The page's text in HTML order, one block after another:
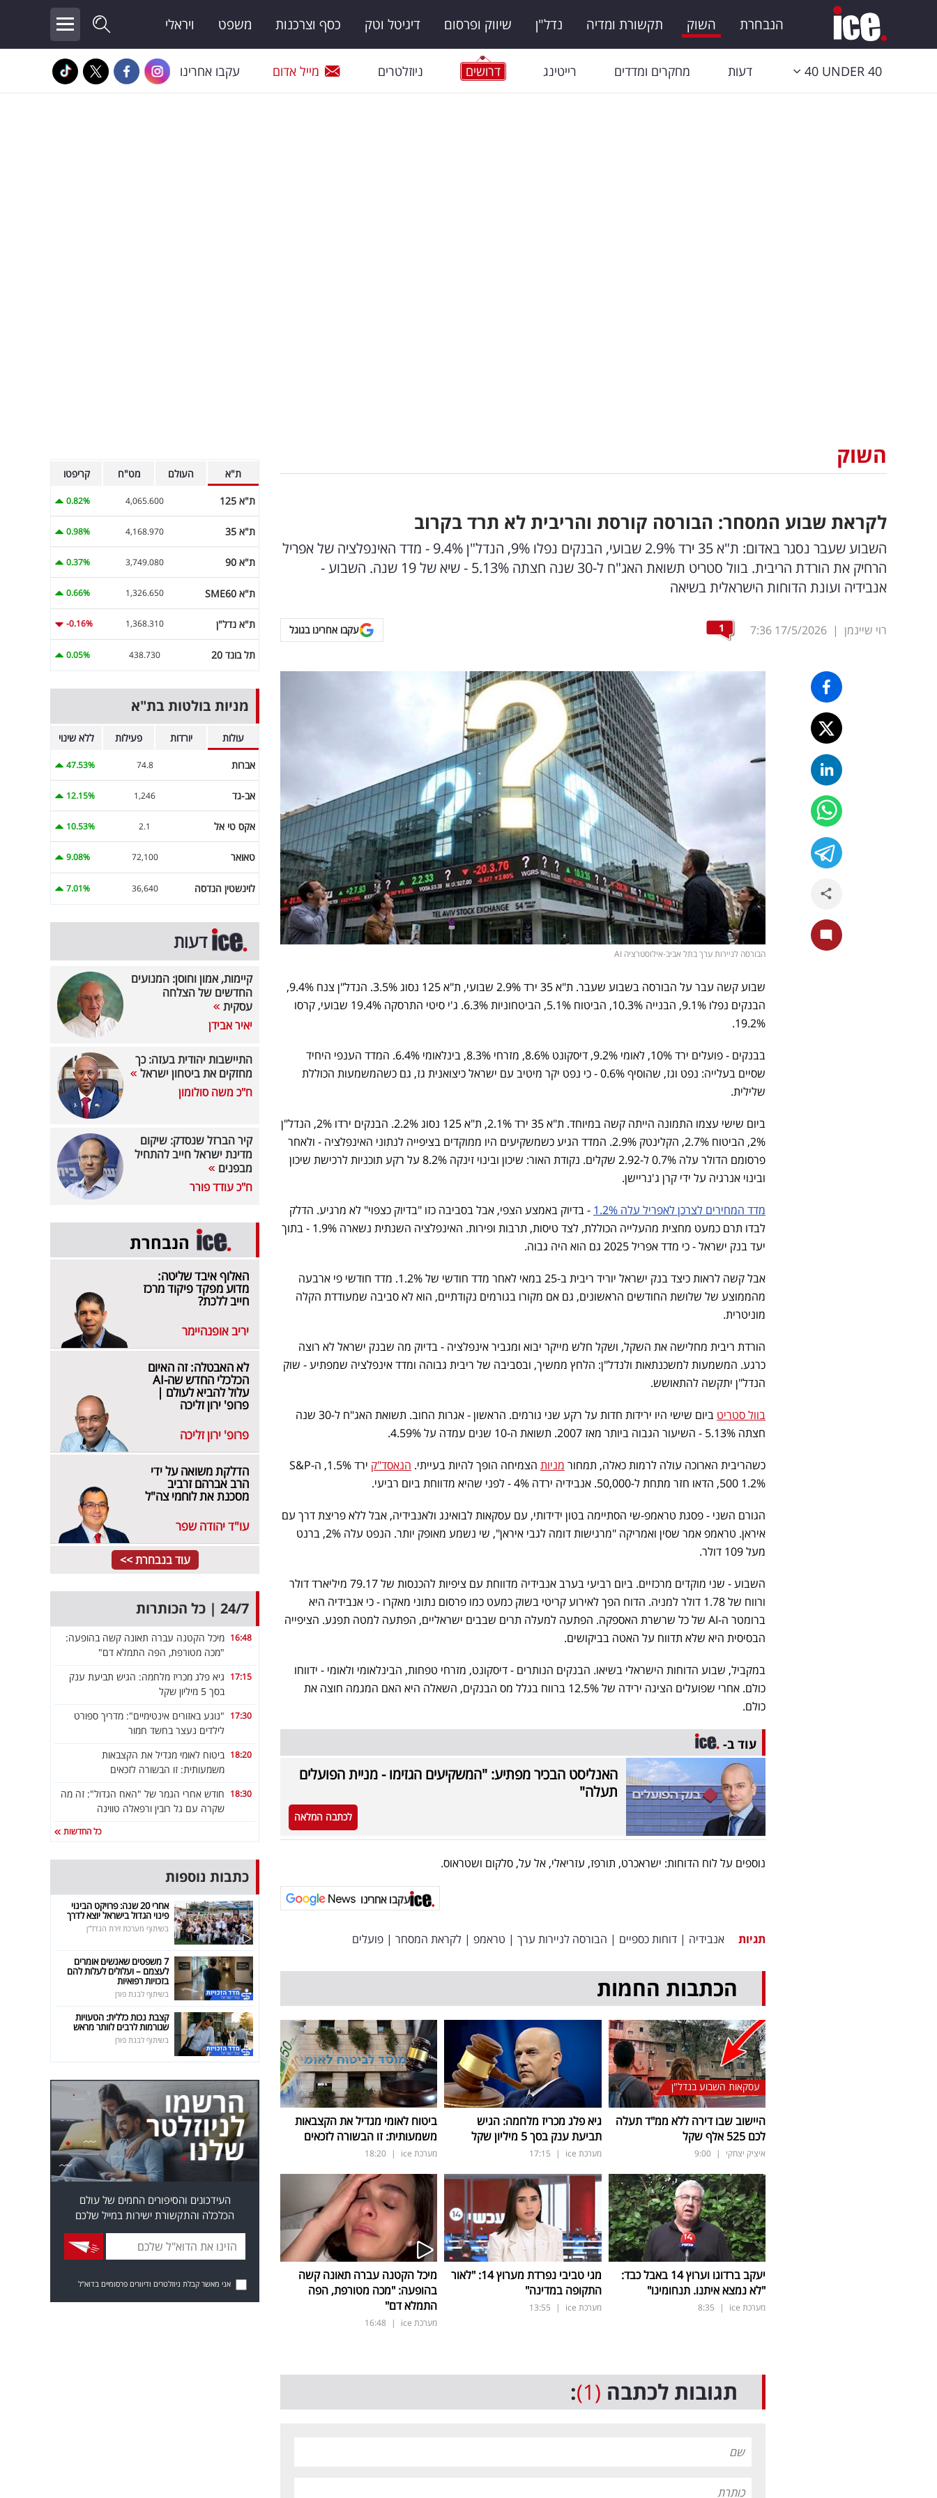
הנבחרת השוק תקשורת ומדיה נדל"ן שיווק ופרסום דיגיטל וטק כסף וצרכנות משפט ויראלי
40 UNDER 40 דעות מחקרים ומדדים רייטינג דרושים ניוזלטרים מייל אדום עקבו אחרינו
השוק
לקראת שבוע המסחר: הבורסה קורסת והריבית לא תרד בקרוב
השבוע שעבר נסגר באדום: ת"א 35 ירד 2.9% שבועי, הבנקים נפלו 9%, הנדל"ן 9.4% - מדד האינפלציה של אפריל
הרחיק את הורדת הריבית. בוול סטריט תשואת האג"ח ל-30 שנה חצתה 5.13% - שיא של 19 שנה. השבוע -
אנבידיה ועונת הדוחות הישראלית בשיאה
רוי שיינמן |
17/5/2026
7:36
1 עקבו אחרינו בגוגל
הבורסה לניירות ערך בתל אביב-אילוסטרציה AI
שבוע קשה עבר על הבורסה בשבוע שעבר. ת"א 35 ירד 2.9% שבועי, ת"א 125 נסוג 3.5%. הנדל"ן צנח 9.4%,
הבנקים נפלו 9.1%, הבנייה 10.3%, הביטוח 5.1%, הביטחוניות 6.3%. ג'י סיטי התרסקה 19.4% שבועי, קרסו
19.2%.
בבנקים - פועלים ירד 10%, לאומי 9.2%, דיסקונט 8.6%, מזרחי 8.3%, בינלאומי 6.4%. המדד הענפי היחיד
שסיים בעלייה: נפט וגז, שהוסיף 0.6% - כי נפט יקר מיטיב עם ישראל כיצואנית גז, גם כשהמשמעות הכוללת
שלילית.
ביום שישי עצמו התמונה הייתה קשה במיוחד. ת"א 35 ירד 2.1%, ת"א 125 נסוג 2.2%. הבנקים ירדו 2%, הנדל"ן
2%, הביטוח 2.7%, הקלינטק 2.9%. המדד הגיע כשמשקיעים היו ממוקדים בציפייה לנתוני האינפלציה - ולאחר
פרסומם הדולר עלה 0.7% ל-2.92 שקלים. נקודת האור: שיכון ובינוי זינקה 8.2% על רקע תוכניות לרכישת שיכון
ובינוי אנרגיה על ידי קרן ג'נריישן.
מדד המחירים לצרכן לאפריל עלה 1.2%
- בדיוק באמצע הצפי, אבל בסביבה כזו "בדיוק כצפוי" לא מרגיע. הדלק
לבדו תרם כמעט מחצית מהעלייה הכוללת, לצד טיסות, תרבות ופירות. האינפלציה השנתית נשארה 1.9% - בתוך
יעד בנק ישראל - כי מדד אפריל 2025 גם הוא היה גבוה.
אבל קשה לראות כיצד בנק ישראל יוריד ריבית ב-25 במאי לאחר מדד חודשי של 1.2%. מדד חודשי פי ארבעה
מהממוצע של שלושת החודשים הראשונים, גם אם מקורו בגורמים נקודתיים, הוא לא סביבה שמעודדת הקלה
מוניטרית.
הורדת ריבית מחלישה את השקל, ושקל חלש מייקר יבוא ומגביר אינפלציה - בדיוק מה שבנק ישראל לא רוצה
כרגע. המשמעות למשכנתאות ולנדל"ן: הלחץ ממשיך, ובסביבה של ריבית גבוהה ומדד אינפלציה שמפתיע - שוק
הנדל"ן יתקשה להתאושש.
בוול סטריט
ביום שישי היו ירידות חדות על רקע שני גורמים. הראשון - אגרות החוב. תשואת האג"ח ל-30 שנה
חצתה 5.13% - השיעור הגבוה ביותר מאז 2007. תשואת ה-10 שנים עמדה על 4.59%.
כשהריבית הארוכה עולה לרמות כאלה, תמחור מניות הצמיחה הופך להיות בעייתי. הנאסד"ק
ירד 1.5%, ה-S&P
500 1.2%, הדאו חזר מתחת ל-50,000. אנבידיה ירדה 4% - לפני שהיא מדווחת ביום רביעי.
הגורם השני - פסגת טראמפ-שי הסתיימה בטון ידידותי, עם עסקאות לבואינג ולאנבידיה, אבל ללא פריצת דרך עם
איראן. טראמפ אמר שסין ואמריקה "מרגישות דומה לגבי איראן", שי נשמע מאופק יותר. הנפט עלה 2%, ברנט
מעל 109 דולר.
השבוע - שני מוקדים מרכזיים. ביום רביעי בערב אנבידיה מדווחת עם ציפיות להכנסות של 79.17 מיליארד דולר
ורווח של 1.78 דולר למניה. הדוח הפך לאירוע קריטי בשוק כמעט כמו פרסום נתוני מאקרו - כי אנבידיה היא
ברומטר ה-AI של כל שרשרת האספקה. הפתעה למעלה תרים שבבים ישראליים, הפתעה למטה תפגע. הציפייה
הבסיסית היא שלא תדווח על האטה בביקושים.
במקביל, שבוע הדוחות הישראלי בשיאו. הבנקים הנותרים - דיסקונט, מזרחי טפחות, הבינלאומי ולאומי - ידווחו
כולם. אחרי שפועלים הציגה ירידה של 12.5% ברווח בגלל מס הבנקים, השאלה היא האם המגמה חוצה את
כולם.
עוד ב-
האנליסט הבכיר מפתיע: "המשקיעים הגזימו - מניית הפועלים
תעלה"
לכתבה המלאה
נוספים על לוח הדוחות: ישראכרט, תורפז, עזריאלי, אל על, סלקום ושטראוס.
עקבו אחרינו
תגיות אנבידיה | דוחות כספיים | הבורסה לניירות ערך | טראמפ | לקראת המסחר | פועלים
הכתבות החמות
עסקאות השבוע בנדל"ן
היישוב שבו דירה ללא ממ"ד תעלה
לכם 525 אלף שקל
איציק יצחקי |
9:00
גיא פלג מכריז מלחמה: הגיש
תביעת ענק בסך 5 מיליון שקל
מערכת ice |
17:15
ביטוח לאומי מגדיל את הקצבאות
משמעותית: זו הבשורה לזכאים
מערכת ice |
18:20
יעקב ברדוגו וערוץ 14 באבל כבד:
"לא נמצא איתנו. תנחומינו"
מערכת ice |
8:35
מגי טביבי נפרדת מערוץ 14: "לאור
התקופה במדינה"
מערכת ice |
13:55
מיכל הקטנה עברה תאונה קשה
בהופעה: "מכה מטורפת, הפה
התמלא דם"
מערכת ice |
16:48
תגובות לכתבה (1)
:
ת"א העולם מט"ח קריפטו
ת"א 125 4,065.600
0.82%
ת"א 35 4,168.970
0.98%
ת"א 90 3,749.080
0.37%
ת"א SME60 1,326.650
0.66%
ת"א נדל"ן 1,368.310
-0.16%
תל בונד 20 438.730
0.05%
מניות בולטות בת"א
עולות יורדות פעילות ללא שינוי
אברות 74.8
47.53%
אב-גד 1,246
12.15%
אקס טי אל 2.1
10.53%
טאואר 72,100
9.08%
לוינשטין הנדסה 36,640
7.01%
דעות
קיימות, אמון וחוסן: המנועים
החדשים של הצלחה
עסקית
יאיר אבידן
התיישבות יהודית בעזה: כך
מחזקים את ביטחון ישראל
ח"כ משה סולומון
קיר הברזל שנסדק: שיקום
מדינת ישראל חייב להתחיל
מבפנים
ח"כ עודד פורר
הנבחרת
האלוף איבד שליטה:
מדוע מפקד פיקוד מרכז
חייב ללכת?
יריב אופנהיימר
לא האבטלה: זה האיום
הכלכלי החדש שה-AI
עלול להביא לעולם |
פרופ' ירון זליכה
פרופ' ירון זליכה
הדלקת משואה על ידי
הרב אברהם זרביב
מסכנת את לוחמי צה"ל
עו"ד יהודה שפר
עוד בנבחרת >>
24/7 | כל הכותרות
16:48 מיכל הקטנה עברה תאונה קשה בהופעה:
"מכה מטורפת, הפה התמלא דם"
17:15 גיא פלג מכריז מלחמה: הגיש תביעת ענק
בסך 5 מיליון שקל
17:30 "נוגע באזורים אינטימיים": מדריך ספורט
לילדים נעצר בחשד חמור
18:20 ביטוח לאומי מגדיל את הקצבאות
משמעותית: זו הבשורה לזכאים
18:30 חודש אחרי הגמר של "האח הגדול": זה מה
שקרה עם גל רובין ורפאלה טווינה
כל החדשות
כתבות נוספות
אחרי 20 שנה: פרויקט הבינוי
פינוי הגדול בישראל יוצא לדרך
בשיתוף מערכת זירת הנדל"ן
7 משפטים שאנשים אומרים
לעצמם – ועלולים לעלות להם
בזכויות רפואיות
בשיתוף לבנת פורן
קצבת נכות כללית: הטעויות
שגורמות לרבים לוותר מראש
בשיתוף לבנת פורן
העידכונים והסיפורים החמים של עולם
הכלכלה והתקשורת ישירות במייל שלכם
אני מאשר קבלת ניוזלטרים ודיוורים פרסומיים בדוא"ל